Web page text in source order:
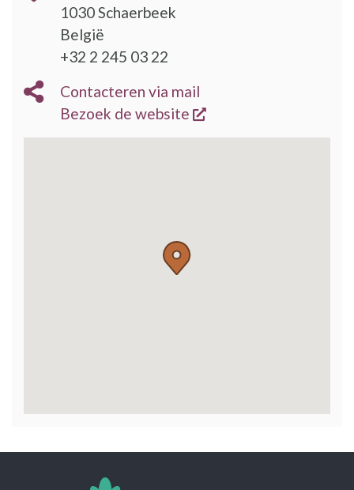
1030Schaerbeek
België
+32 2 245 03 22
Contacteren via mail
Bezoek de website
opent een nieuw